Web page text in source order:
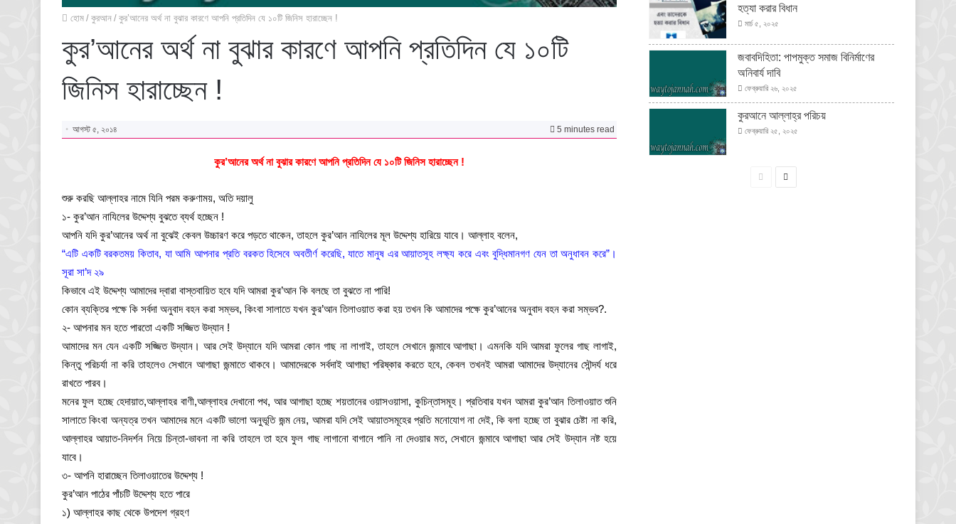
হোম / কুরআন / কুর’আনের অর্থ না বুঝার কারণে আপনি প্রতিদিন যে ১০টি জিনিস হারাচ্ছেন !
কুর’আনের অর্থ না বুঝার কারণে আপনি প্রতিদিন যে ১০টি
জিনিস হারাচ্ছেন !
আগস্ট ৫, ২০১৪ 5 minutes read
কুর’আনের অর্থ না বুঝার কারণে আপনি প্রতিদিন যে ১০টি জিনিস হারাচ্ছেন !
শুরু করছি আল্লাহর নামে যিনি পরম করুণাময়, অতি দয়ালু
১- কুর’আন নাযিলের উদ্দেশ্য বুঝতে ব্যর্থ হচ্ছেন !
আপনি যদি কুর’আনের অর্থ না বুঝেই কেবল উচ্চারণ করে পড়তে থাকেন, তাহলে কুর’আন নাযিলের মূল উদ্দেশ্য হারিয়ে যাবে। আল্লাহ বলেন,
“এটি একটি বরকতময় কিতাব, যা আমি আপনার প্রতি বরকত হিসেবে অবতীর্ণ করেছি, যাতে মানুষ এর আয়াতসূহ লক্ষ্য করে এবং বুদ্ধিমানগণ যেন তা অনুধাবন করে”।
সূরা সা’দ ২৯
কিভাবে এই উদ্দেশ্য আমাদের দ্বারা বাস্তবায়িত হবে যদি আমরা কুর’আন কি বলছে তা বুঝতে না পারি!
কোন ব্যক্তির পক্ষে কি সর্বদা অনুবাদ বহন করা সম্ভব, কিংবা সালাতে যখন কুর’আন তিলাওয়াত করা হয় তখন কি আমাদের পক্ষে কুর’আনের অনুবাদ বহন করা সম্ভব?.
২- আপনার মন হতে পারতো একটি সজ্জিত উদ্যান !
আমাদের মন যেন একটি সজ্জিত উদ্যান। আর সেই উদ্যানে যদি আমরা কোন গাছ না লাগাই, তাহলে সেখানে জন্মাবে আগাছা। এমনকি যদি আমরা ফুলের গাছ লাগাই,
কিন্তু পরিচর্যা না করি তাহলেও সেখানে আগাছা জন্মাতে থাকবে। আমাদেরকে সর্বদাই আগাছা পরিষ্কার করতে হবে, কেবল তখনই আমরা আমাদের উদ্যানের সৌন্দর্য ধরে
রাখতে পারব।
মনের ফুল হচ্ছে হেদায়াত,আল্লাহর বাণী,আল্লাহর দেখানো পথ, আর আগাছা হচ্ছে শয়তানের ওয়াসওয়াসা, কুচিন্তাসমূহ। প্রতিবার যখন আমরা কুর’আন তিলাওয়াত শুনি
সালাতে কিংবা অন্যত্র তখন আমাদের মনে একটি ভালো অনুভূতি জন্ম নেয়, আমরা যদি সেই আয়াতসমূহের প্রতি মনোযোগ না দেই, কি বলা হচ্ছে তা বুঝার চেষ্টা না করি,
আল্লাহর আয়াত-নিদর্শন নিয়ে চিন্তা-ভাবনা না করি তাহলে তা হবে ফুল গাছ লাগানো বাগানে পানি না দেওয়ার মত, সেখানে জন্মাবে আগাছা আর সেই উদ্যান নষ্ট হয়ে
যাবে।
৩- আপনি হারাচ্ছেন তিলাওয়াতের উদ্দেশ্য !
কুর’আন পাঠের পাঁচটি উদ্দেশ্য হতে পারে
১) আল্লাহর কাছ থেকে উপদেশ গ্রহণ
হত্যা করার বিধান
মার্চ ৫, ২০২৫
জবাবদিহিতা: পাপমুক্ত সমাজ বিনির্মাণের
অনিবার্য দাবি
ফেব্রুয়ারি ২৬, ২০২৫
কুরআনে আল্লাহ্‌র পরিচয়
ফেব্রুয়ারি ২৫, ২০২৫